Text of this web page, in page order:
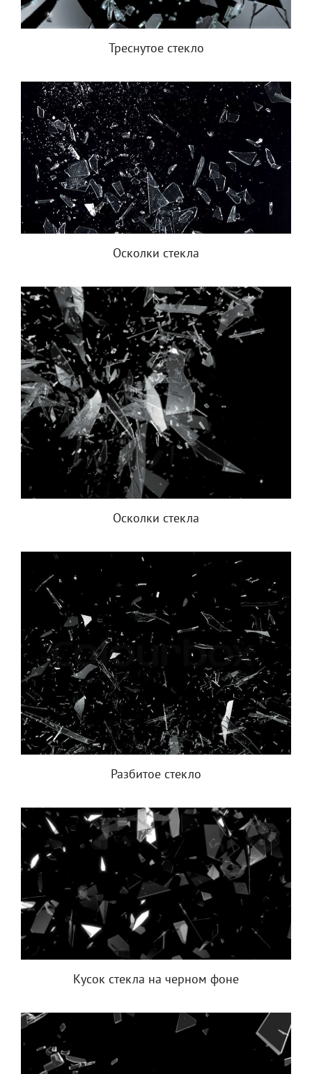
Треснутое стекло
Осколки стекла
Осколки стекла
Разбитое стекло
Кусок стекла на черном фоне